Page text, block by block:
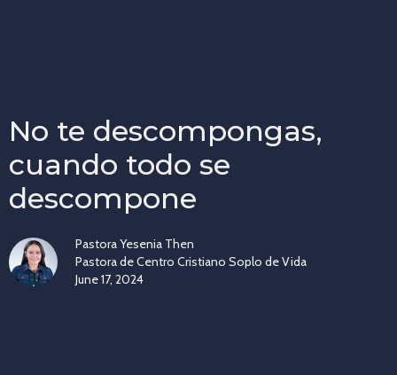
No te descompongas,
cuando todo se
descompone
Pastora Yesenia Then
Pastora de Centro Cristiano Soplo de Vida
June 17, 2024